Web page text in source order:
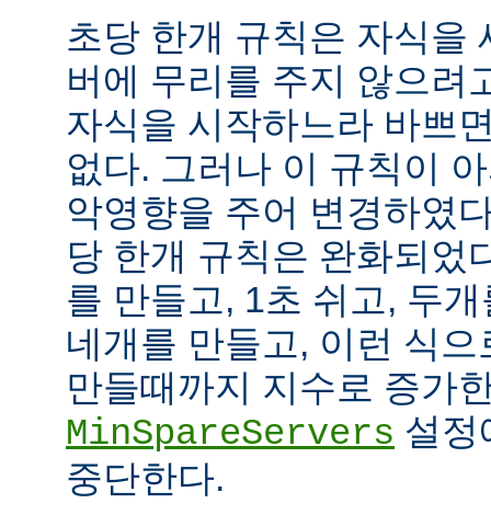
초당 한개 규칙은 자식을
버에 무리를 주지 않으려
자식을 시작하느라 바쁘
없다. 그러나 이 규칙이
악영향을 주어 변경하였
당 한개 규칙은 완화되었
를 만들고, 1초 쉬고, 두
네개를 만들고, 이런 식
만들때까지 지수로 증가
MinSpareServers 설정
중단한다.